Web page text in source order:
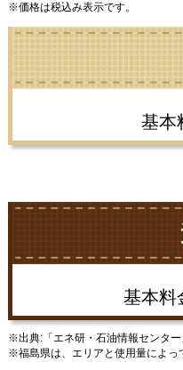
※価格は税込み表示です。
基本
基本料
※出典:「エネ研・石油情報センタ
※福島県は、エリアと使用量によっ